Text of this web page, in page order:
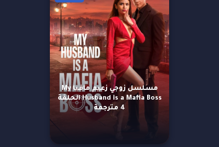
مسلسل زوجي زعيم مافيا My
Husband is a Mafia Boss الحلقة
4 مترجمة